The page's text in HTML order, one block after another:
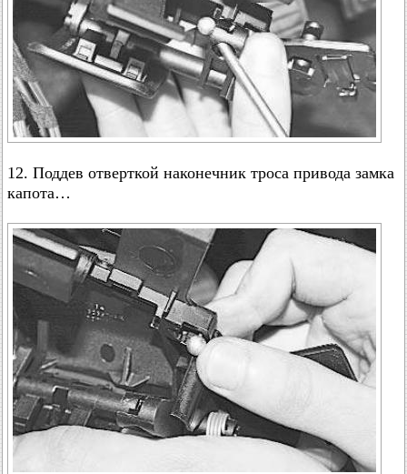
12. Поддев отверткой наконечник троса привода замка
капота…